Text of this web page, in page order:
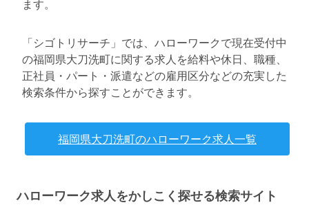
ます。
「シゴトリサーチ」では、ハローワークで現在受付中
の福岡県大刀洗町に関する求人を給料や休日、職種、
正社員・パート・派遣などの雇用区分などの充実した
検索条件から探すことができます。
福岡県大刀洗町のハローワーク求人一覧
ハローワーク求人をかしこく探せる検索サイト